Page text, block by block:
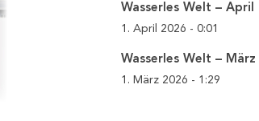
Wasserles Welt – April
1. April 2026 - 0:01
Wasserles Welt – März
1. März 2026 - 1:29